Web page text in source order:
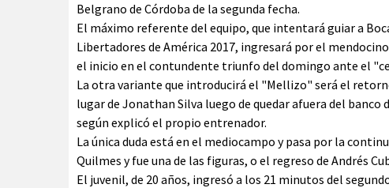
Belgrano de Córdoba de la segunda fecha.
El máximo referente del equipo, que intentará guiar a
Libertadores de América 2017, ingresará por el
el inicio en el contundente triunfo del domingo ante el
La otra variante que introducirá el "Mellizo" será el
lugar de Jonathan Silva luego de quedar afuera del
según explicó el propio entrenador.
La única duda está en el mediocampo y pasa por la
Quilmes y fue una de las figuras, o el regreso de Andrés
El juvenil, de 20 años, ingresó a los 21 minutos del